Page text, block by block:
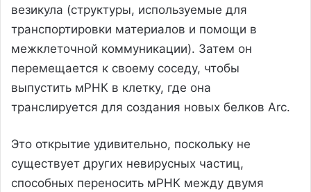
везикула (структуры, используемые для
транспортировки материалов и помощи в
межклеточной коммуникации). Затем он
перемещается к своему соседу, чтобы
выпустить мРНК в клетку, где она
транслируется для создания новых белков Arc.
Это открытие удивительно, поскольку не
существует других невирусных частиц,
способных переносить мРНК между двумя